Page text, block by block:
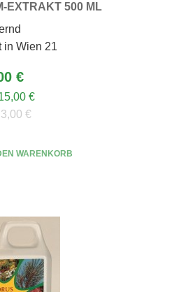
EXTRAKT 500 ML
in Wien 21
€
€
3,00 €
WARENKORB